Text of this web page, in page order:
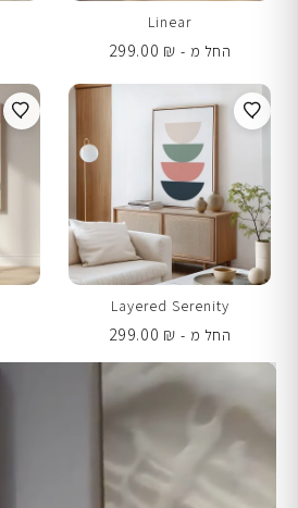
Linear
החל מ -
299.00 ₪
Layered Serenity
החל מ -
299.00 ₪